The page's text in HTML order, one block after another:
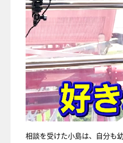
相談を受けた小島は、自分も